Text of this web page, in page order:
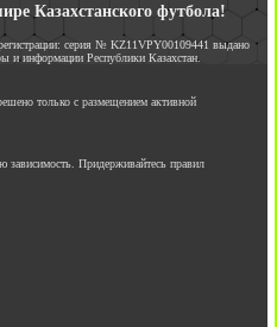
Казахстанского футбола!
серия № KZ11VPY00109441 выдано
и информации Республики Казахстан.
только с размещением активной
зависимость. Придерживайтесь правил